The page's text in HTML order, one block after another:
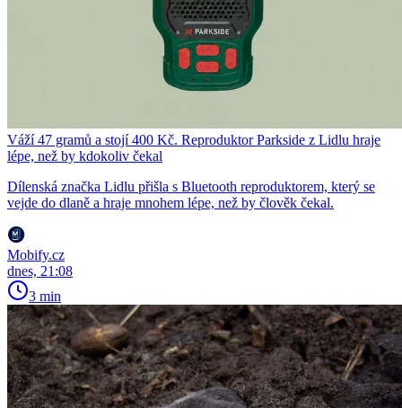
Váží 47 gramů a stojí 400 Kč. Reproduktor Parkside z Lidlu hraje
lépe, než by kdokoliv čekal
Dílenská značka Lidlu přišla s Bluetooth reproduktorem, který se
vejde do dlaně a hraje mnohem lépe, než by člověk čekal.
Mobify.cz
dnes, 21:08
3 min